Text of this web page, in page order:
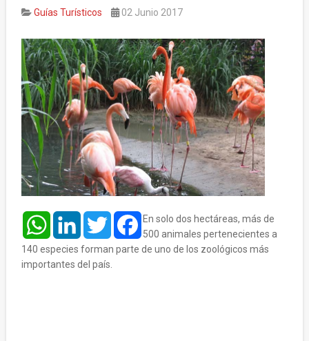
Guías Turísticos 02 Junio 2017
WhatsAppLinkedInTwitterFacebook
En solo dos hectáreas, más de
500 animales pertenecientes a
140 especies forman parte de uno de los zoológicos más
importantes del país.